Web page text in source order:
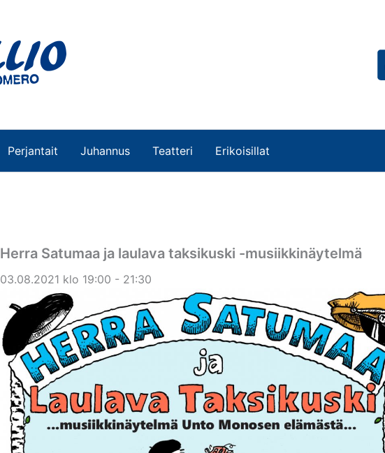
Perjantait Juhannus Teatteri Erikoisillat
Herra Satumaa ja laulava taksikuski -musiikkinäytelmä
03.08.2021 klo 19:00 - 21:30